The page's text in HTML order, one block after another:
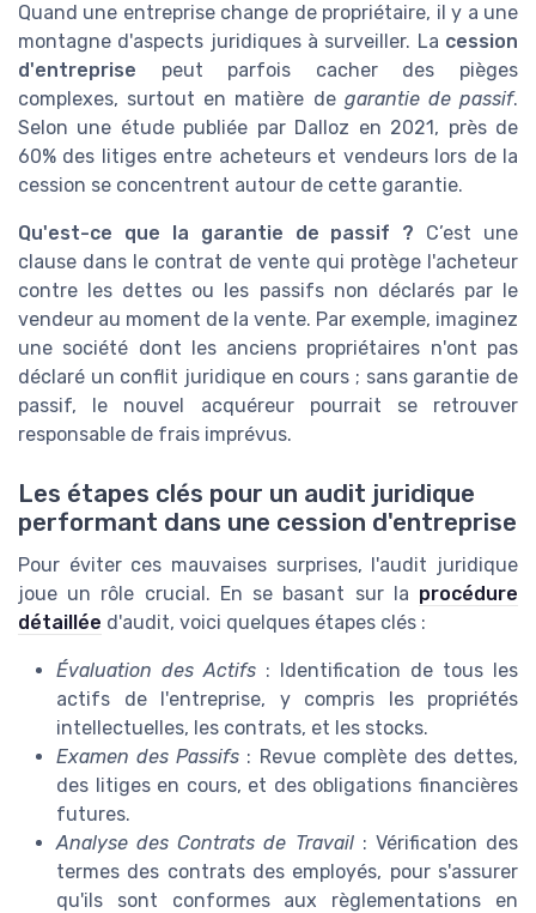
Quand une entreprise change de propriétaire, il y a une
montagne d'aspects juridiques à surveiller. La cession
d'entreprise peut parfois cacher des pièges
complexes, surtout en matière de garantie de passif.
Selon une étude publiée par Dalloz en 2021, près de
60% des litiges entre acheteurs et vendeurs lors de la
cession se concentrent autour de cette garantie.
Qu'est-ce que la garantie de passif ? C’est une
clause dans le contrat de vente qui protège l'acheteur
contre les dettes ou les passifs non déclarés par le
vendeur au moment de la vente. Par exemple, imaginez
une société dont les anciens propriétaires n'ont pas
déclaré un conflit juridique en cours ; sans garantie de
passif, le nouvel acquéreur pourrait se retrouver
responsable de frais imprévus.
Les étapes clés pour un audit juridique
performant dans une cession d'entreprise
Pour éviter ces mauvaises surprises, l'audit juridique
joue un rôle crucial. En se basant sur la procédure
détaillée d'audit, voici quelques étapes clés :
Évaluation des Actifs : Identification de tous les
actifs de l'entreprise, y compris les propriétés
intellectuelles, les contrats, et les stocks.
Examen des Passifs : Revue complète des dettes,
des litiges en cours, et des obligations financières
futures.
Analyse des Contrats de Travail: Vérification des
termes des contrats des employés, pour s'assurer
qu'ils sont conformes aux règlementations en